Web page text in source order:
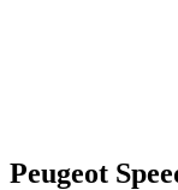
Peugeot